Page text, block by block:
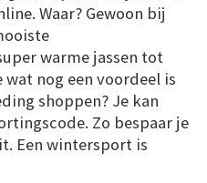
Waar? Gewoon bij
warme jassen tot
nog een voordeel is
shoppen? Je kan
Zo bespaar je
Een wintersport is